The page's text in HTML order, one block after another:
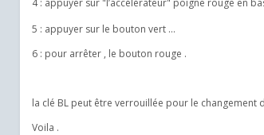
5 : appuyer sur le bouton vert ...
6 : pour arrêter , le bouton rouge .
la clé BL peut être verrouillée pour le changement
Voila .